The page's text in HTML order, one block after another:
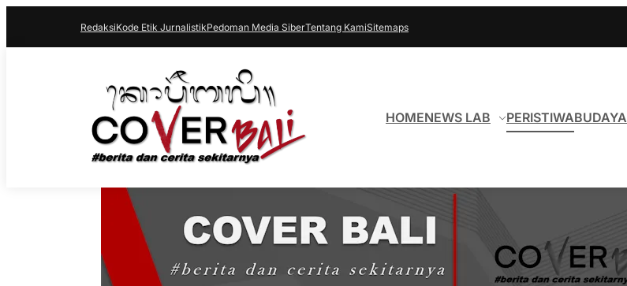
RedaksiKode Etik JurnalistikPedoman Media SiberTentang KamiSitemaps
HOMENEWS LAB PERISTIWABUDAYA